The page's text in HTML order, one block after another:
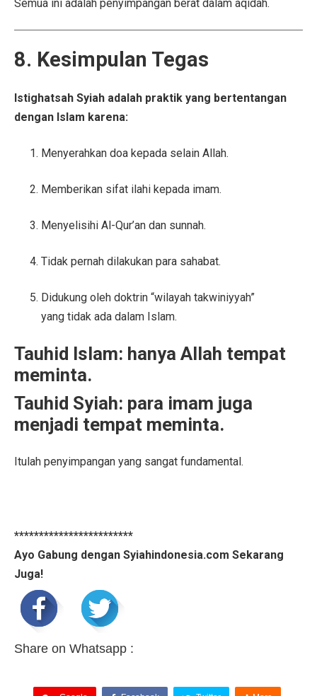
Semua ini adalah penyimpangan berat dalam aqidah.
8. Kesimpulan Tegas
Istighatsah Syiah adalah praktik yang bertentangan
dengan Islam karena:
Menyerahkan doa kepada selain Allah.
Memberikan sifat ilahi kepada imam.
Menyelisihi Al-Qur’an dan sunnah.
Tidak pernah dilakukan para sahabat.
Didukung oleh doktrin “wilayah takwiniyyah”
yang tidak ada dalam Islam.
Tauhid Islam: hanya Allah tempat
meminta.
Tauhid Syiah: para imam juga
menjadi tempat meminta.
Itulah penyimpangan yang sangat fundamental.
************************
Ayo Gabung dengan Syiahindonesia.com Sekarang
Juga!
Share on Whatsapp :